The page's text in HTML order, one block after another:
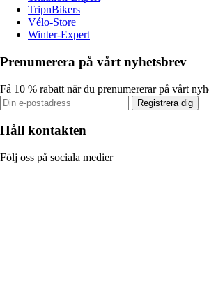
TripnBikers
Vélo-Store
Winter-Expert
Prenumerera på vårt nyhetsbrev
Få 10 % rabatt när du prenumererar på vårt
Registrera dig
Håll kontakten
Följ oss på sociala medier